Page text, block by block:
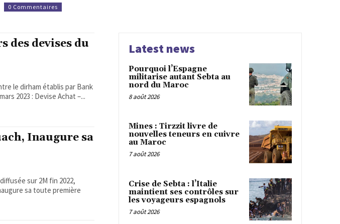
0 Commentaires
des devises du
le dirham établis par Bank
Al-Maghrib pour la journée du vendredi 10 mars 2023 : Devise Achat –...
Inaugure sa
sur 2M fin 2022,
sa toute première
Latest news
Pourquoi l’Espagne
militarise autant Sebta au
nord du Maroc
8 août 2026
Mines : Tirzzit livre de
nouvelles teneurs en cuivre
au Maroc
7 août 2026
Crise de Sebta : l’Italie
maintient ses contrôles sur
les voyageurs espagnols
7 août 2026